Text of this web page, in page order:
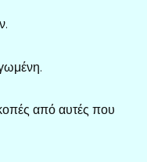
από αυτές που